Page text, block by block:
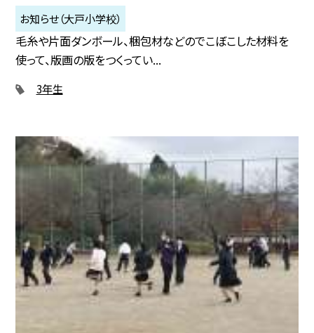
お知らせ（大戸小学校）
毛糸や片面ダンボール、梱包材などのでこぼこした材料を
使って、版画の版をつくってい...
3年生